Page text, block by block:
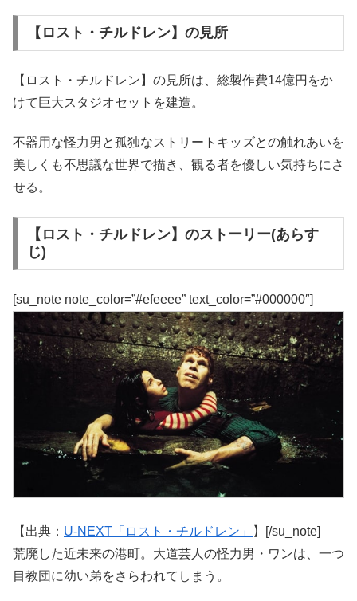
【ロスト・チルドレン】の見所
【ロスト・チルドレン】の見所は、総製作費14億円をか
けて巨大スタジオセットを建造。
不器用な怪力男と孤独なストリートキッズとの触れあいを
美しくも不思議な世界で描き、観る者を優しい気持ちにさ
せる。
【ロスト・チルドレン】のストーリー(あらす
じ)
[su_note note_color=”#efeeee” text_color=”#000000″]
【出典： U-NEXT「ロスト・チルドレン」
】[/su_note]
荒廃した近未来の港町。大道芸人の怪力男・ワンは、一つ
目教団に幼い弟をさらわれてしまう。